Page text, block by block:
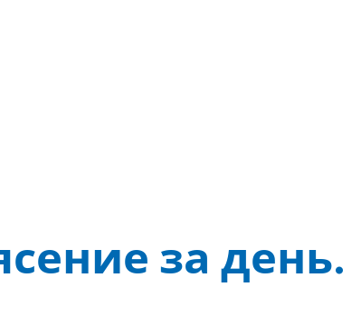
за день.